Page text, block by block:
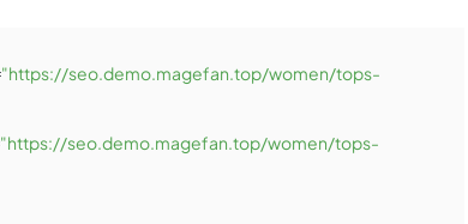
"https://seo.demo.magefan.top/women/tops-
"https://seo.demo.magefan.top/women/tops-